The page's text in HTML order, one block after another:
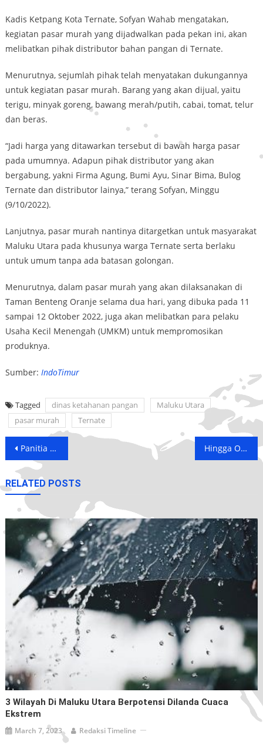
Kadis Ketpang Kota Ternate, Sofyan Wahab mengatakan,
kegiatan pasar murah yang dijadwalkan pada pekan ini, akan
melibatkan pihak distributor bahan pangan di Ternate.
Menurutnya, sejumlah pihak telah menyatakan dukungannya
untuk kegiatan pasar murah. Barang yang akan dijual, yaitu
terigu, minyak goreng, bawang merah/putih, cabai, tomat, telur
dan beras.
“Jadi harga yang ditawarkan tersebut di bawah harga pasar
pada umumnya. Adapun pihak distributor yang akan
bergabung, yakni Firma Agung, Bumi Ayu, Sinar Bima, Bulog
Ternate dan distributor lainya,” terang Sofyan, Minggu
(9/10/2022).
Lanjutnya, pasar murah nantinya ditargetkan untuk masyarakat
Maluku Utara pada khusunya warga Ternate serta berlaku
untuk umum tanpa ada batasan golongan.
Menurutnya, dalam pasar murah yang akan dilaksanakan di
Taman Benteng Oranje selama dua hari, yang dibuka pada 11
sampai 12 Oktober 2022, juga akan melibatkan para pelaku
Usaha Kecil Menengah (UMKM) untuk mempromosikan
produknya.
Sumber: IndoTimur
Tagged dinas ketahanan pangan
Maluku Utara
pasar murah
Ternate
Post
navigation
Panitia Lokal Gelar Rapat Persiapan Launching Sail Tidore 2022 Hingga Oktober 2022, Dinas Perhubungan Sumbang Rp 1 Miliar untuk PAD Halmahera Selatan
RELATED POSTS
3 Wilayah Di Maluku Utara Berpotensi Dilanda Cuaca
Ekstrem
March 7, 2023 Redaksi Timeline